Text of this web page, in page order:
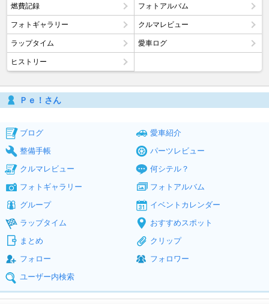
燃費記録 フォトアルバム
フォトギャラリー クルマレビュー
ラップタイム 愛車ログ
ヒストリー
Ｐｅ！さん
ブログ
愛車紹介
整備手帳
パーツレビュー
クルマレビュー
何シテル？
フォトギャラリー
フォトアルバム
グループ
イベントカレンダー
ラップタイム
おすすめスポット
まとめ
クリップ
フォロー
フォロワー
ユーザー内検索